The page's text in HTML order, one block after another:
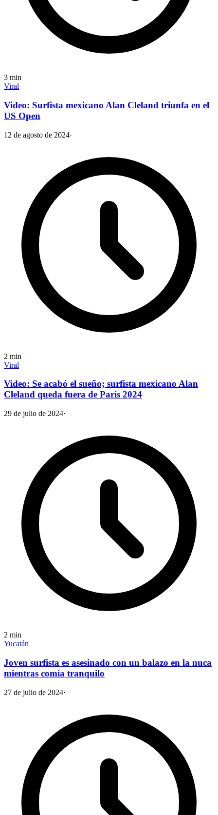
3 min
Viral
Video: Surfista mexicano Alan Cleland triunfa en el
US Open
12 de agosto de 2024·
2 min
Viral
Video: Se acabó el sueño; surfista mexicano Alan
Cleland queda fuera de París 2024
29 de julio de 2024·
2 min
Yucatán
Joven surfista es asesinado con un balazo en la nuca
mientras comía tranquilo
27 de julio de 2024·